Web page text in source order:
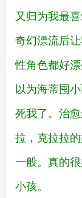
又归为我最
奇幻漂流后
性角色都好
以为海蒂囤
死我了。治
拉，克拉拉
一般。真的
小孩。